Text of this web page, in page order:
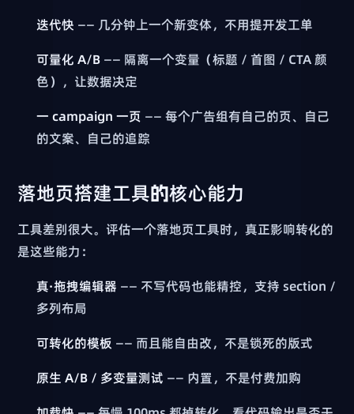
迭代快 —— 几分钟上一个新变体，不用提开发工单
可量化 A/B —— 隔离一个变量（标题 / 首图 / CTA 颜
色），让数据决定
一 campaign 一页 —— 每个广告组有自己的页、自己
的文案、自己的追踪
落地页搭建工具的核心能力
工具差别很大。评估一个落地页工具时，真正影响转化的
是这些能力：
真·拖拽编辑器 —— 不写代码也能精控，支持 section /
多列布局
可转化的模板 —— 而且能自由改，不是锁死的版式
原生 A/B / 多变量测试 —— 内置，不是付费加购